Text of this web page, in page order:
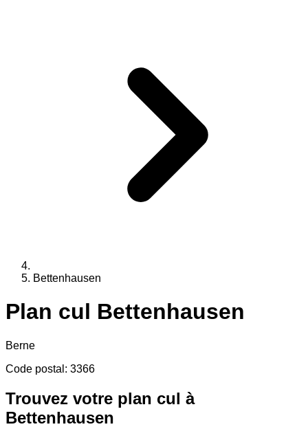
Bettenhausen
Plan cul Bettenhausen
Berne
Code postal : 3366
Trouvez votre plan cul à
Bettenhausen